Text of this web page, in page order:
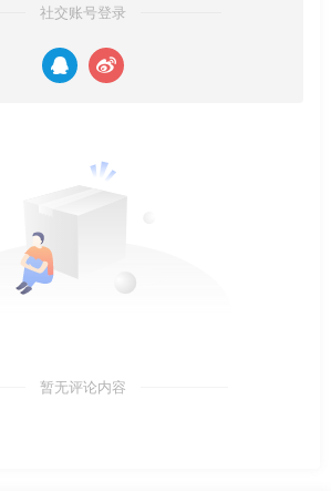
社交账号登录
暂无评论内容